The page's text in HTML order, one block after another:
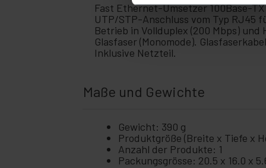
Fast Ethernet-Umsetzer 100Base-
UTP/STP-Anschluss vom Typ RJ45
Betrieb in Vollduplex (200 Mbps) und
Glasfaser (Monomode).
Inklusive Netzteil.
Maße und Gewichte
Gewicht: 390 g
Produktgröße (Breite x Tiefe x
Anzahl der Produkte: 1
Packungsgrösse: 20.5 x 16.0 x